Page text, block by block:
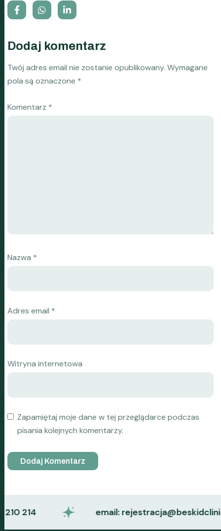
Dodaj komentarz
Twój adres email nie zostanie opublikowany. Wymagane
pola są oznaczone *
Komentarz *
Nazwa *
Adres email *
Witryna internetowa
Zapamiętaj moje dane w tej przeglądarce podczas
pisania kolejnych komentarzy.
214 email: rejestracja@beskidclinic.pl